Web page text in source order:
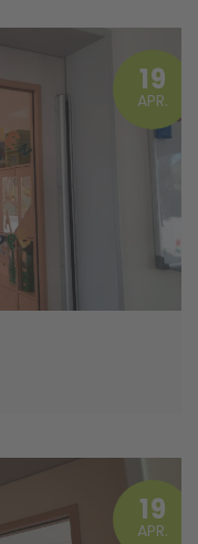
19
APR.
19
APR.